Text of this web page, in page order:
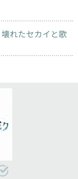
れたセカイと歌